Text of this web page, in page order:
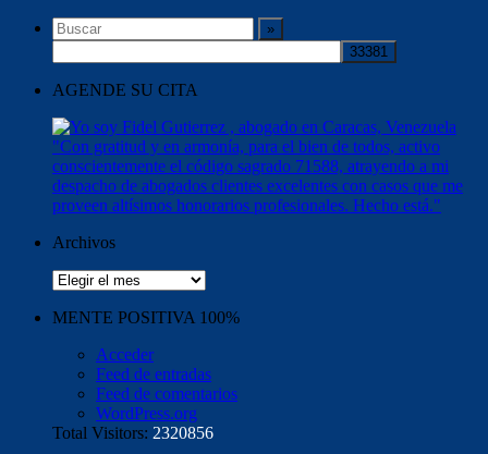
AGENDE SU CITA
Archivos
Archivos
MENTE POSITIVA 100%
Acceder
Feed de entradas
Feed de comentarios
WordPress.org
Total Visitors: 2320856